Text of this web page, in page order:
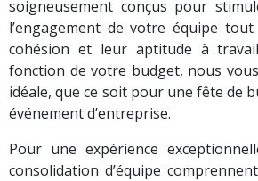
soigneusement conçus pour
l’engagement de votre équipe
cohésion et leur aptitude à
fonction de votre budget, nous
idéale, que ce soit pour une fête de
événement d’entreprise.
Pour une expérience
consolidation d’équipe